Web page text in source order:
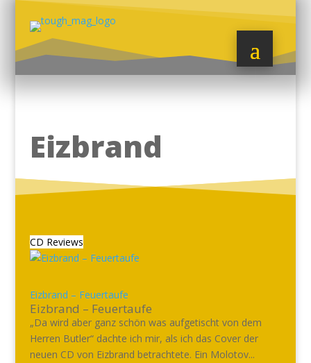
Eizbrand
CD Reviews
Eizbrand – Feuertaufe
Eizbrand – Feuertaufe
„Da wird aber ganz schön was aufgetischt von dem
Herren Butler“ dachte ich mir, als ich das Cover der
neuen CD von Eizbrand betrachtete. Ein Molotov...